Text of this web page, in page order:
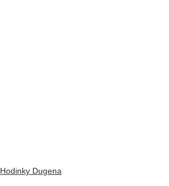
Hodinky Dugena